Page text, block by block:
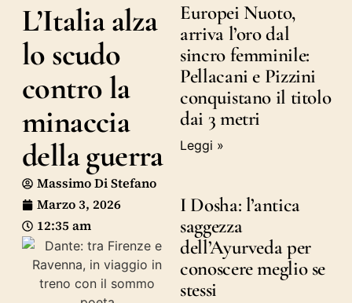
L’Italia alza
lo scudo
contro la
minaccia
della guerra
Massimo Di Stefano
Marzo 3, 2026
12:35 am
Europei Nuoto,
arriva l’oro dal
sincro femminile:
Pellacani e Pizzini
conquistano il titolo
dai 3 metri
Leggi »
I Dosha: l’antica
saggezza
dell’Ayurveda per
conoscere meglio se
stessi